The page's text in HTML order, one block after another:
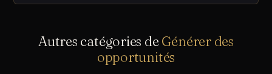
Autres catégories deGénérer des
opportunités